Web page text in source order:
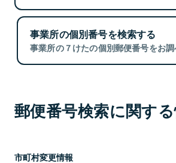
事業所の個別番号を検索する
事業所の７けたの個別郵便番号をお調
郵便番号検索に関す
市町村変更情報